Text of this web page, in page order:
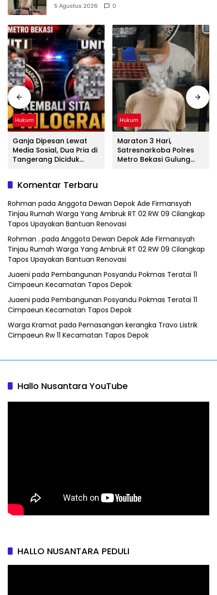
dan Tramadol
5 Agustus 2026 0
Hukum
Ganja Dipesan Lewat
Media Sosial, Dua Pria di
Tangerang Diciduk
Hukum
Maraton 3 Hari,
Satresnarkoba Polres
Metro Bekasi Gulung
Komentar Terbaru
Rohman pada Anggota Dewan Depok Ade Firmansyah
Tinjau Rumah Warga Yang Ambruk RT 02 RW 09 Cilangkap
Tapos Upayakan Bantuan Renovasi
Rohman . pada Anggota Dewan Depok Ade Firmansyah
Tinjau Rumah Warga Yang Ambruk RT 02 RW 09 Cilangkap
Tapos Upayakan Bantuan Renovasi
Juaeni pada Pembangunan Posyandu Pokmas Teratai 11
Cimpaeun Kecamatan Tapos Depok
Juaeni pada Pembangunan Posyandu Pokmas Teratai 11
Cimpaeun Kecamatan Tapos Depok
Warga Kramat pada Pemasangan kerangka Travo Listrik
Cimpaeun Rw 11 Kecamatan Tapos Depok
Hallo Nusantara YouTube
HALLO NUSANTARA PEDULI